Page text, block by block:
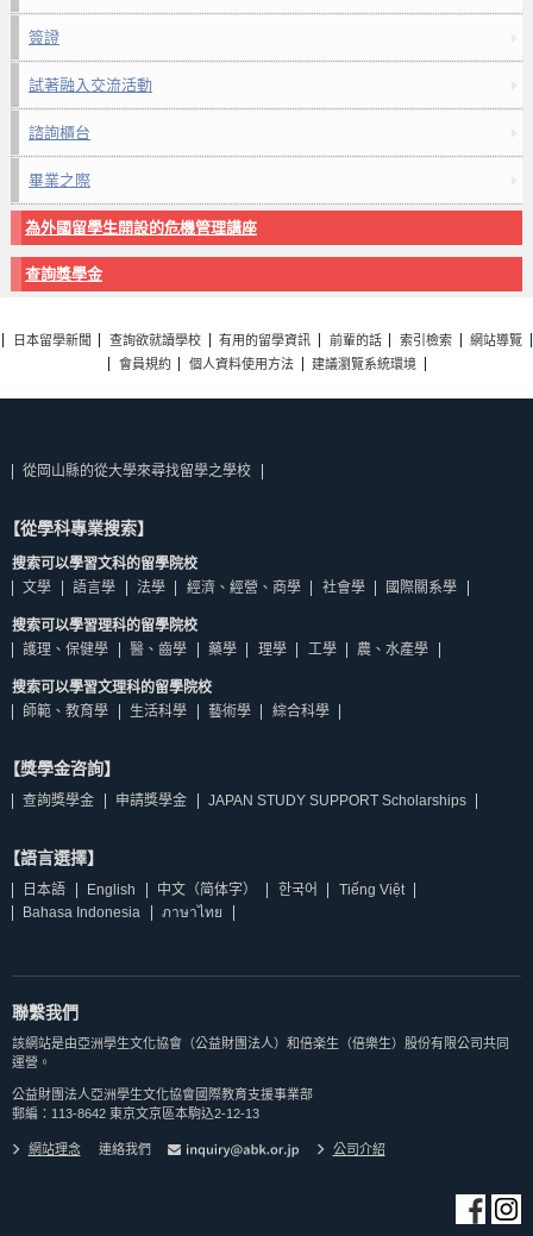
簽證
試著融入交流活動
諮詢櫃台
畢業之際
為外國留學生開設的危機管理講座
查詢獎學金
日本留學新聞 查詢欲就讀學校 有用的留學資訊 前輩的話 索引檢索
網站導覽
會員規約
個人資料使用方法 建議瀏覽系統環境
從岡山縣的從大學來尋找留學之學校
【從學科專業搜索】
搜索可以學習文科的留學院校
文學
語言學 法學 經濟、經營、商學 社會學 國際關系學
搜索可以學習理科的留學院校
護理、保健學
醫、齒學 藥學 理學 工學 農、水產學
搜索可以學習文理科的留學院校
師範、教育學
生活科學 藝術學 綜合科學
【獎學金咨詢】
查詢獎學金 申請獎學金 JAPAN STUDY SUPPORT Scholarships
【語言選擇】
日本語 English 中文（简体字） 한국어
Tiếng Việt
Bahasa Indonesia
ภาษาไทย
聯繫我們
該網站是由亞洲學生文化協會（公益財團法人）和倍楽生（倍樂生）股份有限公司共同
運營。
公益財團法人亞洲學生文化協會國際教育支援事業部
郵編：113-8642 東京文京區本駒込2-12-13
網站理念 連絡我們 公司介紹